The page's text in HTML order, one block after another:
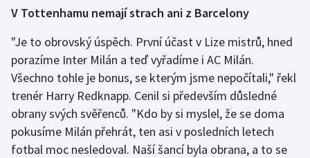
Plavání
Plážový volejbal
Ragby
Rychlobruslení
Rychlostní kanoistika
V Tottenhamu nemají strach ani z Barcelony
"Je to obrovský úspěch. První účast v Lize mistrů, hned
porazíme Inter Milán a teď vyřadíme i AC Milán.
Všechno tohle je bonus, se kterým jsme nepočítali," řekl
trenér Harry Redknapp. Cenil si především důsledné
obrany svých svěřenců. "Kdo by si myslel, že se doma
pokusíme Milán přehrát, ten asi v posledních letech
fotbal moc nesledoval. Naší šancí byla obrana, a to se